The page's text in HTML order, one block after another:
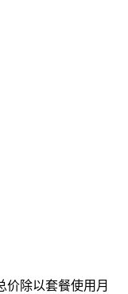
价除以套餐使用月